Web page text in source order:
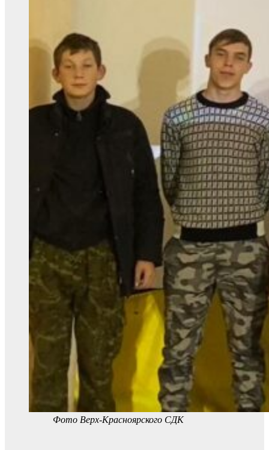
Фото Верх-Красноярского СДК